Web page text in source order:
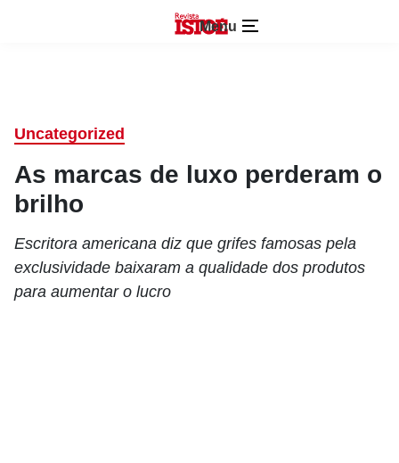
Menu
Uncategorized
As marcas de luxo perderam o
brilho
Escritora americana diz que grifes famosas pela
exclusividade baixaram a qualidade dos produtos
para aumentar o lucro